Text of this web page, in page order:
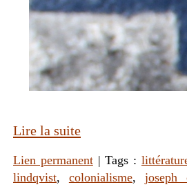
Lire la suite
Lien permanent| Tags :
lindqvist, colonialisme, joseph